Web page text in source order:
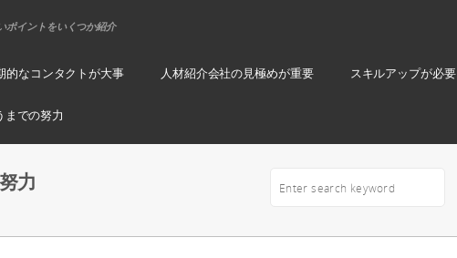
ポイントをいくつか紹介
的なコンタクトが大事 人材紹介会社の見極めが重要 スキルアップが必要
での努力
力